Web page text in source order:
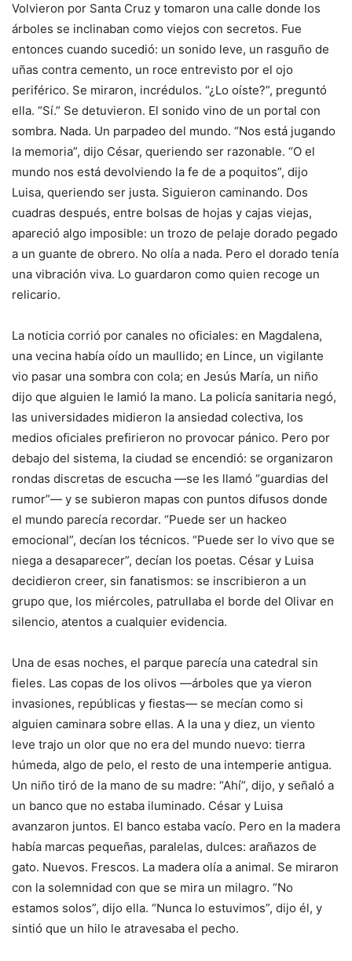
Volvieron por Santa Cruz y tomaron una calle donde los
árboles se inclinaban como viejos con secretos. Fue
entonces cuando sucedió: un sonido leve, un rasguño de
uñas contra cemento, un roce entrevisto por el ojo
periférico. Se miraron, incrédulos. “¿Lo oíste?”, preguntó
ella. “Sí.” Se detuvieron. El sonido vino de un portal con
sombra. Nada. Un parpadeo del mundo. “Nos está jugando
la memoria”, dijo César, queriendo ser razonable. “O el
mundo nos está devolviendo la fe de a poquitos”, dijo
Luisa, queriendo ser justa. Siguieron caminando. Dos
cuadras después, entre bolsas de hojas y cajas viejas,
apareció algo imposible: un trozo de pelaje dorado pegado
a un guante de obrero. No olía a nada. Pero el dorado tenía
una vibración viva. Lo guardaron como quien recoge un
relicario.
La noticia corrió por canales no oficiales: en Magdalena,
una vecina había oído un maullido; en Lince, un vigilante
vio pasar una sombra con cola; en Jesús María, un niño
dijo que alguien le lamió la mano. La policía sanitaria negó,
las universidades midieron la ansiedad colectiva, los
medios oficiales prefirieron no provocar pánico. Pero por
debajo del sistema, la ciudad se encendió: se organizaron
rondas discretas de escucha —se les llamó “guardias del
rumor”— y se subieron mapas con puntos difusos donde
el mundo parecía recordar. “Puede ser un hackeo
emocional”, decían los técnicos. “Puede ser lo vivo que se
niega a desaparecer”, decían los poetas. César y Luisa
decidieron creer, sin fanatismos: se inscribieron a un
grupo que, los miércoles, patrullaba el borde del Olivar en
silencio, atentos a cualquier evidencia.
Una de esas noches, el parque parecía una catedral sin
fieles. Las copas de los olivos —árboles que ya vieron
invasiones, repúblicas y fiestas— se mecían como si
alguien caminara sobre ellas. A la una y diez, un viento
leve trajo un olor que no era del mundo nuevo: tierra
húmeda, algo de pelo, el resto de una intemperie antigua.
Un niño tiró de la mano de su madre: “Ahí”, dijo, y señaló a
un banco que no estaba iluminado. César y Luisa
avanzaron juntos. El banco estaba vacío. Pero en la madera
había marcas pequeñas, paralelas, dulces: arañazos de
gato. Nuevos. Frescos. La madera olía a animal. Se miraron
con la solemnidad con que se mira un milagro. “No
estamos solos”, dijo ella. “Nunca lo estuvimos”, dijo él, y
sintió que un hilo le atravesaba el pecho.